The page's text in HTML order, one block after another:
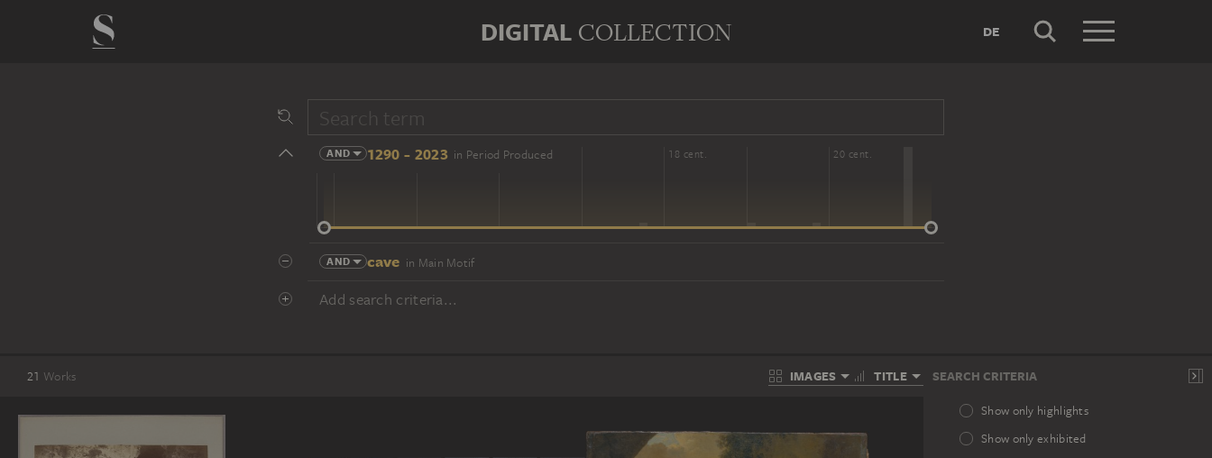
DIGITAL COLLECTION DE
AND 1290 - 2023 in Period Produced
14 cent. 16 cent. 18 cent. 20 cent.
AND cave in Main Motif
Add search criteria...
21 Works IMAGES TITLE SEARCH CRITERIA
Show only highlights
Show only exhibited